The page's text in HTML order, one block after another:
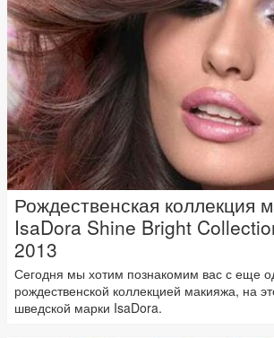
Рождественская коллекция
IsaDora Shine Bright
2013
Сегодня мы хотим познакомим вас с еще
рождественской коллекцией макияжа, на
шведской марки IsaDora.